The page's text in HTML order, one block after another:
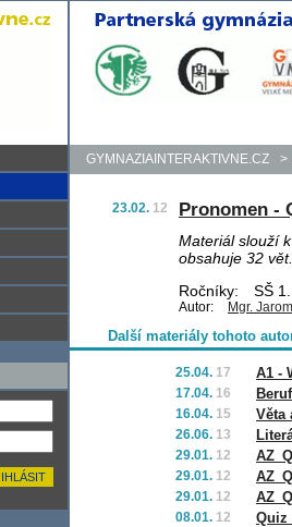
GYMNAZIAINTERAKTIVNE.CZ >
23.02. 12 Pronomen -
Materiál slouží
obsahuje 32 vět.
Ročníky:
SŠ
Autor: Mgr.
Další materiály tohoto
25.04. 17 A1 -
17.04. 16
16.04. 15 Věta
26.06. 13
29.01. 12
29.01. 12
29.01. 12
08.01. 12 Quiz